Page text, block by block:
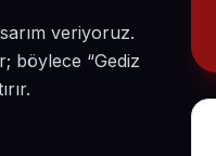
veriyoruz.
böylece “Gediz